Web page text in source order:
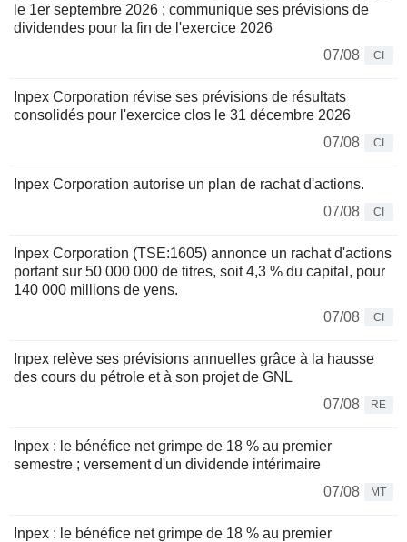
le 1er septembre 2026 ; communique ses prévisions de
dividendes pour la fin de l'exercice 2026
07/08
CI
Inpex Corporation révise ses prévisions de résultats
consolidés pour l'exercice clos le 31 décembre 2026
07/08
CI
Inpex Corporation autorise un plan de rachat d'actions.
07/08
CI
Inpex Corporation (TSE:1605) annonce un rachat d'actions
portant sur 50 000 000 de titres, soit 4,3 % du capital, pour
140 000 millions de yens.
07/08
CI
Inpex relève ses prévisions annuelles grâce à la hausse
des cours du pétrole et à son projet de GNL
07/08
RE
Inpex : le bénéfice net grimpe de 18 % au premier
semestre ; versement d'un dividende intérimaire
07/08
MT
Inpex : le bénéfice net grimpe de 18 % au premier